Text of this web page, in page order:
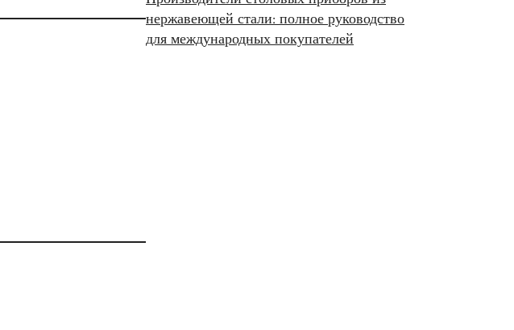
нержавеющей стали: полное руководство
для международных покупателей